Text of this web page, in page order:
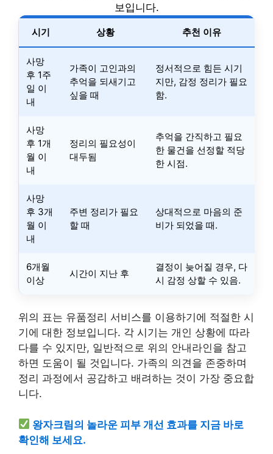
보입니다.
시기 상황 추천 이유
사망
후 1주
일 이
내
가족이 고인과의
추억을 되새기고
싶을 때
정서적으로 힘든 시기
지만, 감정 정리가 필요
함.
사망
후 1개
월 이
내
정리의 필요성이
대두됨
추억을 간직하고 필요
한 물건을 선정할 적당
한 시점.
사망
후 3개
월 이
내
주변 정리가 필요
할 때
상대적으로 마음의 준
비가 되었을 때.
6개월
이상
시간이 지난 후
결정이 늦어질 경우, 다
시 감정 상할 수 있음.
위의 표는 유품정리 서비스를 이용하기에 적절한 시
기에 대한 정보입니다. 각 시기는 개인 상황에 따라
다를 수 있지만, 일반적으로 위의 안내라인을 참고
하면 도움이 될 것입니다. 가족의 의견을 존중하며
정리 과정에서 공감하고 배려하는 것이 가장 중요합
니다.
왕자크림의 놀라운 피부 개선 효과를 지금 바로
확인해 보세요.